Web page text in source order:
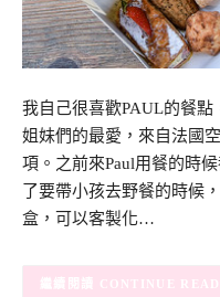
我自己很喜歡PAUL的餐
姐妹們的最愛，來自法國
項。之前來Paul用餐的時
了要帶小孩去野餐的時候
盒，可以客製化…
CONTINUE